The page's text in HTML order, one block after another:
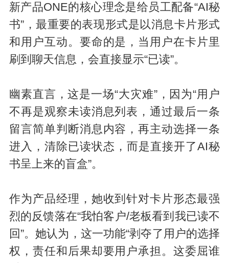
新产品ONE的核心理念是给员工配备“AI秘
书”，最重要的表现形式是以消息卡片形式
和用户互动。要命的是，当用户在卡片里
刷到聊天信息，会直接显示“已读”。
幽素直言，这是一场“大灾难”，因为“用户
不再是观察未读消息列表，通过最后一条
留言简单判断消息内容，再主动选择一条
进入，清除已读状态，而是直接开了AI秘
书呈上来的盲盒”。
作为产品经理，她收到针对卡片形态最强
烈的反馈落在“我怕客户/老板看到我已读不
回”。她认为，这一功能“剥夺了用户的选择
权，责任和后果却要用户承担。这委屈谁